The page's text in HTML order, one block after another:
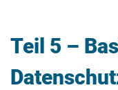
Teil 5 –